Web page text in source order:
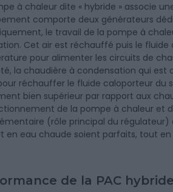
à chaleur dite « hybride » associe
comporte deux générateurs
le travail de la pompe à
Cet air est réchauffé puis le
pour alimenter les circuits de
la chaudière à condensation qui est
réchauffer le fluide caloporteur du
bien supérieur par rapport aux
de la pompe à chaleur et
(rôle principal du
en eau chaude soient parfaits, tout
de la PAC hybride